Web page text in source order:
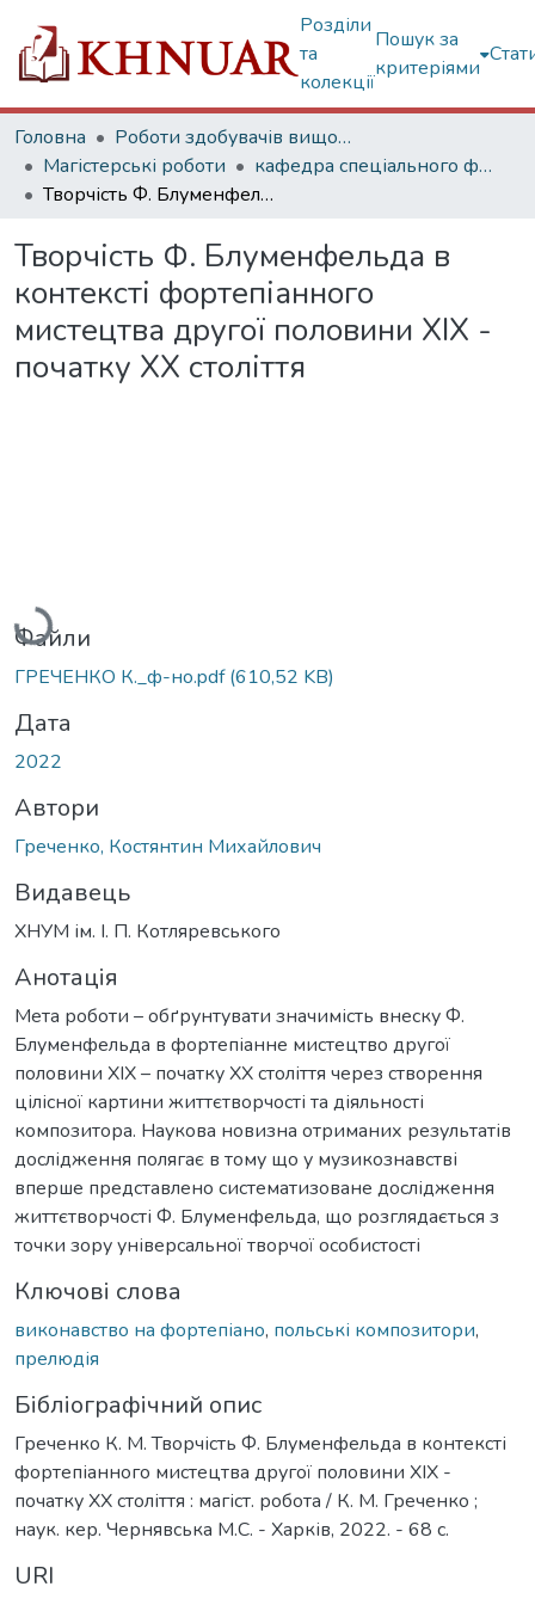
Розділи
та
колекції
Пошук за
критеріями
Головна
Роботи здобувачів вищої освіти
Магістерські роботи
кафедра спеціального фортепіано
Творчість Ф. Блуменфельда в контексті фортепіанного мистецтва другої половини ХІХ - початку ХХ століття
Творчість Ф. Блуменфельда в
контексті фортепіанного
мистецтва другої половини ХІХ -
початку ХХ століття
Вантажиться...
Файли
ГРЕЧЕНКО К._ф-но.pdf(610,52 KB)
Дата
2022
Автори
Греченко, Костянтин Михайлович
Видавець
ХНУМ ім. І. П. Котляревського
Анотація
Мета роботи – обґрунтувати значимість внеску Ф.
Блуменфельда в фортепіанне мистецтво другої
половини XIX – початку XX століття через створення
цілісної картини життєтворчості та діяльності
композитора. Наукова новизна отриманих результатів
дослідження полягає в тому що у музикознавстві
вперше представлено систематизоване дослідження
життєтворчості Ф. Блуменфельда, що розглядається з
точки зору універсальної творчої особистості
Ключові слова
виконавство на фортепіано, польські композитори,
прелюдія
Бібліографічний опис
Греченко К. М. Творчість Ф. Блуменфельда в контексті
фортепіанного мистецтва другої половини ХІХ -
початку ХХ століття : магіст. робота / К. М. Греченко ;
наук. кер. Чернявська М.С. - Харків, 2022. - 68 с.
URI